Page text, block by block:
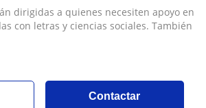
dirigidas a quienes necesiten apoyo en
con letras y ciencias sociales. También
Contactar